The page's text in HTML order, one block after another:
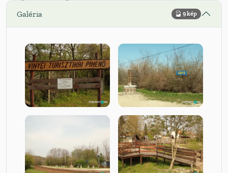
Galéria 9 kép